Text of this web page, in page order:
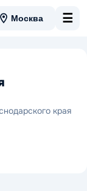
Москва ☰
края